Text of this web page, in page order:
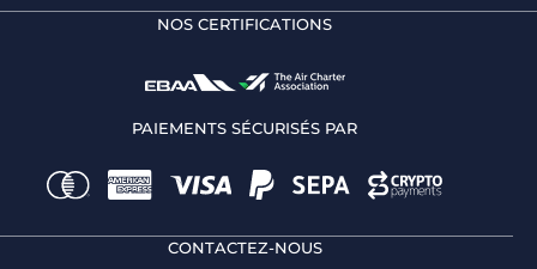
NOS CERTIFICATIONS
PAIEMENTS SÉCURISÉS PAR
CONTACTEZ-NOUS